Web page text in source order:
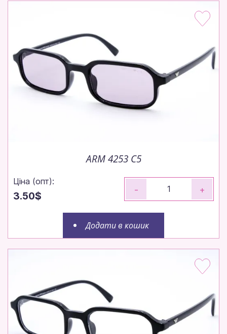
ARM 4253 C5
Ціна (опт):
3.50$
- +
Додати в кошик